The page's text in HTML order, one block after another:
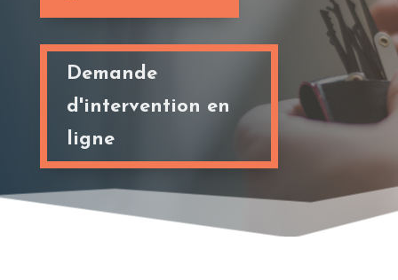
Demande
d'intervention en
ligne